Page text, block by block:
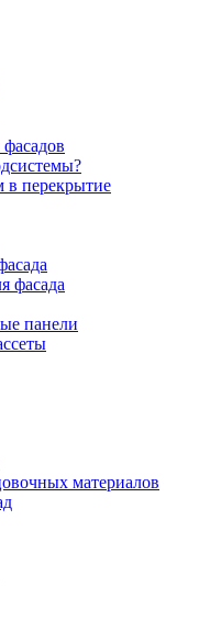
перекрытие
фасада
панели
материалов